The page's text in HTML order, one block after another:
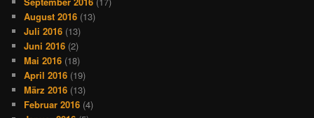
August 2016 (13)
Juli 2016 (13)
Juni 2016 (2)
Mai 2016 (18)
April 2016 (19)
März 2016 (13)
Februar 2016 (4)